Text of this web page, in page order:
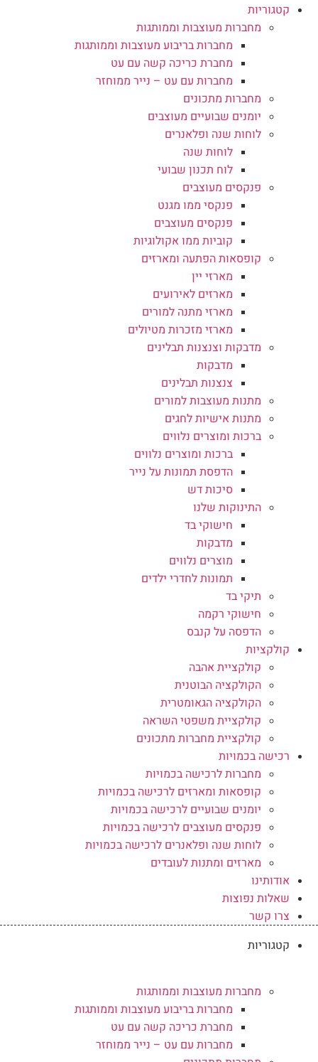
קטגוריות
מחברות מעוצבות וממותגות
מחברות בריבוע מעוצבות וממותגות
מחברת כריכה קשה עם עט
מחברות עם עט – נייר ממוחזר
מחברות מתכונים
יומנים שבועיים מעוצבים
לוחות שנה ופלאנרים
לוחות שנה
לוח תכנון שבועי
פנקסים מעוצבים
פנקסי ממו מגנט
פנקסים מעוצבים
קוביות ממו אקולוגיות
קופסאות הפתעה ומארזים
מארזי יין
מארזים לאירועים
מארזי מתנה למורים
מארזי מזכרות מטיולים
מדבקות וצנצנות תבלינים
מדבקות
צנצנות תבלינים
מתנות מעוצבות למורים
מתנות אישיות לחגים
ברכות ומוצרים נלווים
ברכות ומוצרים נלווים
הדפסת תמונות על נייר
סיכות דש
התינוקות שלנו
חישוקי בד
מדבקות
מוצרים נלווים
תמונות לחדרי ילדים
תיקי בד
חישוקי רקמה
הדפסה על קנבס
קולקציות
קולקציית אהבה
הקולקציה הבוטנית
הקולקציה הגאומטרית
קולקציית משפטי השראה
קולקציית מחברות מתכונים
רכישה בכמויות
מחברות לרכישה בכמויות
קופסאות ומארזים לרכישה בכמויות
יומנים שבועיים לרכישה בכמויות
פנקסים מעוצבים לרכישה בכמויות
לוחות שנה ופלאנרים לרכישה בכמויות
מארזים ומתנות לעובדים
אודותינו
שאלות נפוצות
צרו קשר
קטגוריות
מחברות מעוצבות וממותגות
מחברות בריבוע מעוצבות וממותגות
מחברת כריכה קשה עם עט
מחברות עם עט – נייר ממוחזר